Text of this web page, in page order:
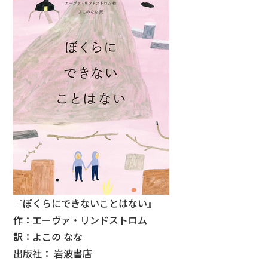
『ぼくらにできないことはない』
作：エーヴァ・リンドストロム
訳：よこの なな
出版社： 岩波書店